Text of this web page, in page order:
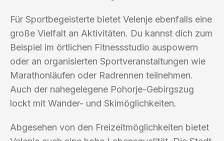
Für Sportbegeisterte bietet Velenje ebenfalls eine
große Vielfalt an Aktivitäten. Du kannst dich zum
Beispiel im örtlichen Fitnessstudio auspowern
oder an organisierten Sportveranstaltungen wie
Marathonläufen oder Radrennen teilnehmen.
Auch der nahegelegene Pohorje-Gebirgszug
lockt mit Wander- und Skimöglichkeiten.
Abgesehen von den Freizeitmöglichkeiten bietet